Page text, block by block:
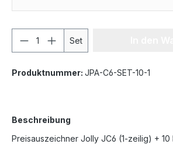
Set
Produktnummer: JPA-C6-SET-10-1
Beschreibung
Preisauszeichner Jolly JC6 (1-zeilig) + 10